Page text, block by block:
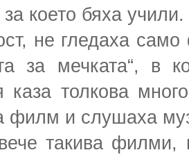
за което бяха учили.
не гледаха
за мечката“, в
каза толкова
филм и слушаха
такива филми,